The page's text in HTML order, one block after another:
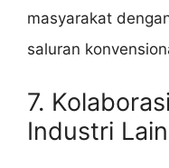
masyarakat
saluran
7.
Industri Lain